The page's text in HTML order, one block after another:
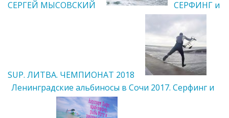
СЕРГЕЙ МЫСОВСКИЙ СЕРФИНГ и
SUP. ЛИТВА. ЧЕМПИОНАТ 2018
Ленинградские альбиносы в Сочи 2017. Серфинг и